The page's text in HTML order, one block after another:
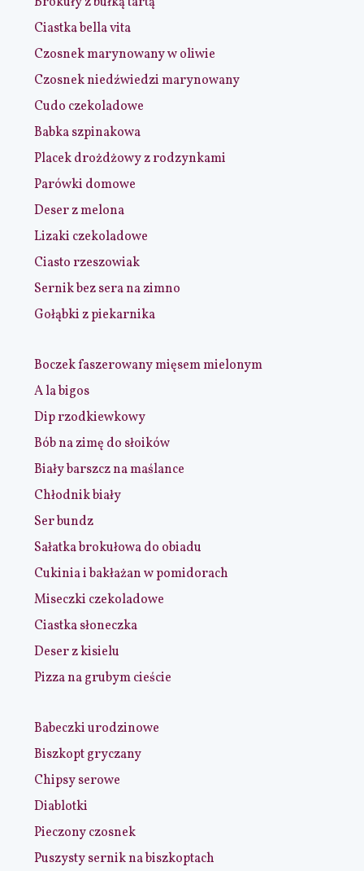
Ciastka bella vita
Czosnek marynowany w oliwie
Czosnek niedźwiedzi marynowany
Cudo czekoladowe
Babka szpinakowa
Placek drożdżowy z rodzynkami
Parówki domowe
Deser z melona
Lizaki czekoladowe
Ciasto rzeszowiak
Sernik bez sera na zimno
Gołąbki z piekarnika
Boczek faszerowany mięsem mielonym
A la bigos
Dip rzodkiewkowy
Bób na zimę do słoików
Biały barszcz na maślance
Chłodnik biały
Ser bundz
Sałatka brokułowa do obiadu
Cukinia i bakłażan w pomidorach
Miseczki czekoladowe
Ciastka słoneczka
Deser z kisielu
Pizza na grubym cieście
Babeczki urodzinowe
Biszkopt gryczany
Chipsy serowe
Diablotki
Pieczony czosnek
Puszysty sernik na biszkoptach